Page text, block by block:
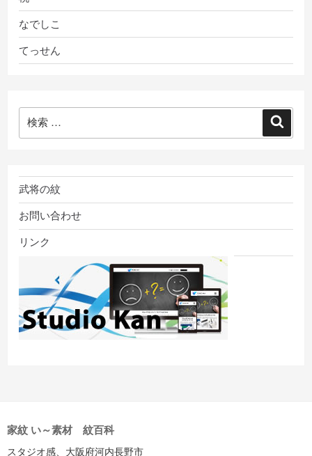
なでしこ
てっせん
索:
索
武将の紋
お問い合わせ
リンク
家紋 い～素材 紋百科
スタジオ感、大阪府河内長野市